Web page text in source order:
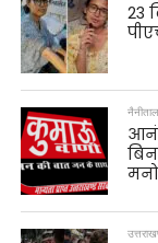
23
नैनीताल